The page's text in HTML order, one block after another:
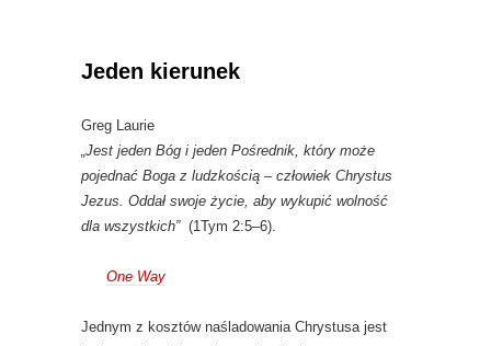
Jeden kierunek
Greg Laurie
„Jest jeden Bóg i jeden Pośrednik, który może
pojednać Boga z ludzkością – człowiek Chrystus
Jezus. Oddał swoje życie, aby wykupić wolność
dla wszystkich” (1Tym 2:5–6).
One Way
Jednym z kosztów naśladowania Chrystusa jest